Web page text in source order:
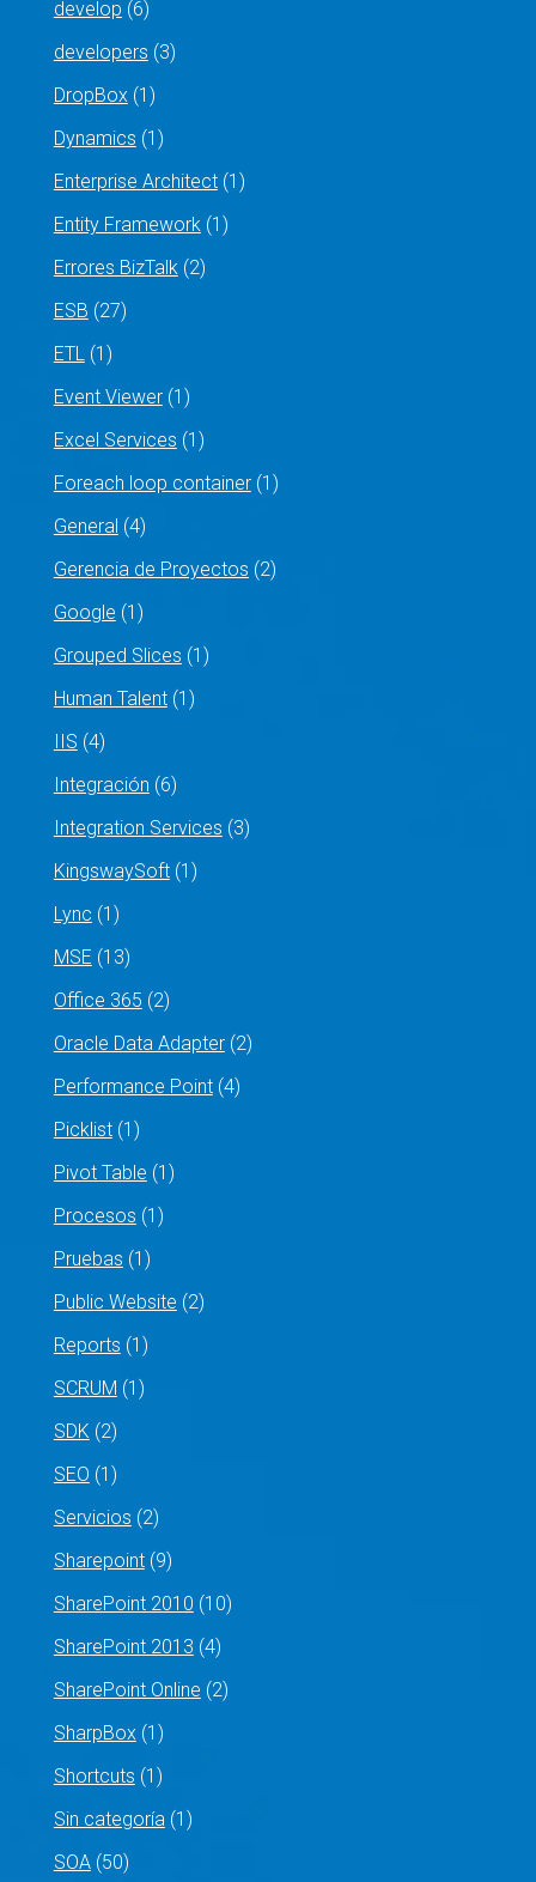
develop (6)
developers (3)
DropBox(1)
Dynamics (1)
Enterprise Architect(1)
Entity Framework(1)
Errores BizTalk(2)
ESB (27)
ETL(1)
Event Viewer(1)
Excel Services (1)
Foreach loop container(1)
General (4)
Gerencia de Proyectos (2)
Google (1)
Grouped Slices (1)
Human Talent(1)
IIS (4)
Integración (6)
Integration Services (3)
KingswaySoft(1)
Lync (1)
MSE (13)
Office 365 (2)
Oracle Data Adapter(2)
Performance Point(4)
Picklist(1)
Pivot Table (1)
Procesos (1)
Pruebas (1)
Public Website (2)
Reports (1)
SCRUM (1)
SDK (2)
SEO (1)
Servicios (2)
Sharepoint(9)
SharePoint 2010 (10)
SharePoint 2013 (4)
SharePoint Online (2)
SharpBox(1)
Shortcuts (1)
Sin categoría(1)
SOA(50)